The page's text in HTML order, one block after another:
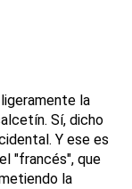
la
Sí, dicho
Y ese es
"francés", que
la